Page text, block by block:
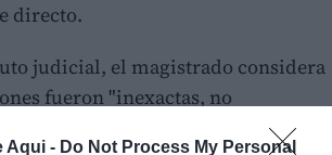
Aqui - Do Not Process My Personal
directo.
judicial, el magistrado considera
fueron "inexactas, no